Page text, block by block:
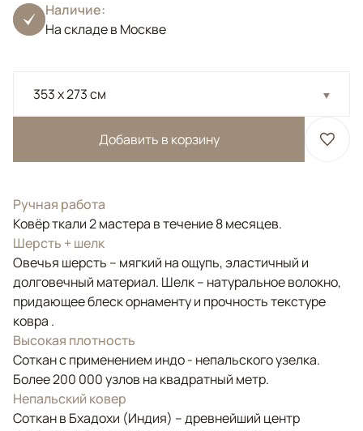
Наличие:
На складе в Москве
353 x 273 см
Добавить в корзину
Ручная работа
Ковёр ткали 2 мастера в течение 8 месяцев.
Шерсть + шелк
Овечья шерсть – мягкий на ощупь, эластичный и
долговечный материал. Шелк – натуральное волокно,
придающее блеск орнаменту и прочность текстуре
ковра .
Высокая плотность
Соткан с применением индо - непальского узелка.
Более 200 000 узлов на квадратный метр.
Непальский ковер
Соткан в Бхадохи (Индия) – древнейший центр